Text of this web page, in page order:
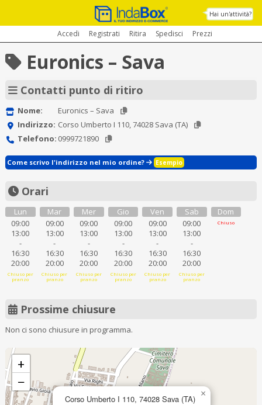
Hai un'attività?
Accedi Registrati Ritira Spedisci Prezzi
Euronics – Sava
Contatti punto di ritiro
Nome:
Euronics – Sava
Indirizzo: Corso Umberto I 110, 74028 Sava (TA)
Telefono: 0999721890
Come scrivo l'indirizzo nel mio ordine? Esempio
Orari
Lun
09:00
13:00
-
16:30
20:00
Chiuso per
pranzo
Mar
09:00
13:00
-
16:30
20:00
Chiuso per
pranzo
Mer
09:00
13:00
-
16:30
20:00
Chiuso per
pranzo
Gio
09:00
13:00
-
16:30
20:00
Chiuso per
pranzo
Ven
09:00
13:00
-
16:30
20:00
Chiuso per
pranzo
Sab
09:00
13:00
-
16:30
20:00
Chiuso per
pranzo
Dom
Chiuso
Prossime chiusure
Non ci sono chiusure in programma.
Corso Umberto I 110, 74028 Sava (TA) ×
+
−